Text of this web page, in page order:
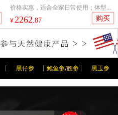
价格实惠，适合全家日常使用；体型
小，爆发力惊人。活性营养物质含量优
于国内养殖参。
¥ 2262 .87 购买
黑仔参 鲍鱼参/腰参 黑玉参